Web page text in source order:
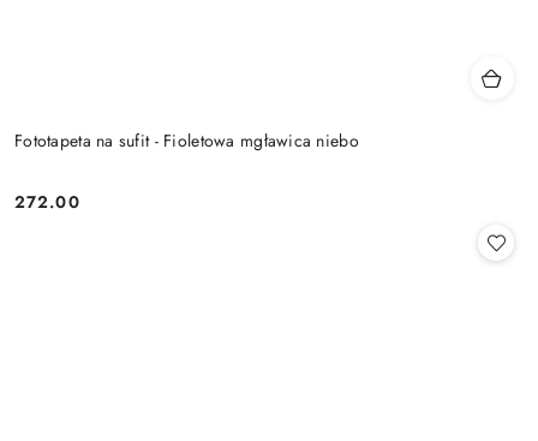
Fototapeta na sufit - Fioletowa mgławica niebo
Cena:
272.00